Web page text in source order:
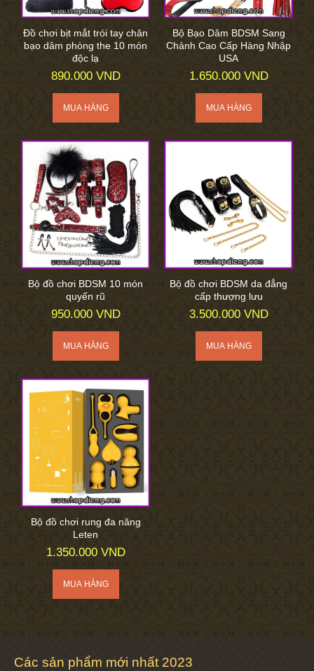
Đồ chơi bịt mắt trói tay chân
bạo dâm phòng the 10 món
độc lạ
890.000 VND
Bộ Bạo Dâm BDSM Sang
Chảnh Cao Cấp Hàng Nhập
USA
1.650.000 VND
Bộ đồ chơi BDSM 10 món
quyến rũ
950.000 VND
Bộ đồ chơi BDSM da đẳng
cấp thượng lưu
3.500.000 VND
Bộ đồ chơi rung đa năng
Leten
1.350.000 VND
Các sản phẩm mới nhất 2023